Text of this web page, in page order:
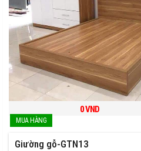
0VND
Giường gỗ-GTN13